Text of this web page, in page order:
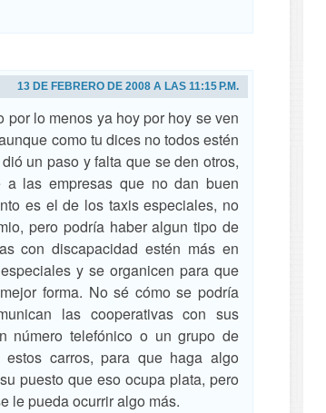
13 DE FEBRERO DE 2008 A LAS 11:15 P.M.
por lo menos ya hoy por hoy se ven
como tu dices no todos estén
un paso y falta que se den otros,
las empresas que no dan buen
es el de los taxis especiales, no
pero podría haber algun tipo de
con discapacidad estén más en
y se organicen para que
forma. No sé cómo se podría
las cooperativas con sus
número telefónico o un grupo de
carros, para que haga algo
puesto que eso ocupa plata, pero
le pueda ocurrir algo más.